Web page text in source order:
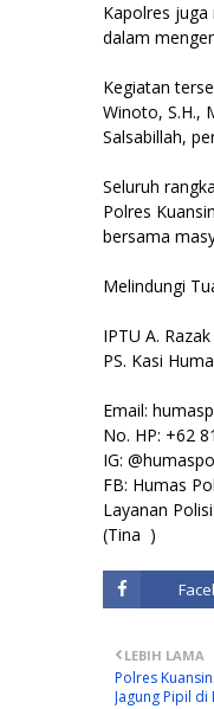
Kapolres
dalam
Kegiatan
Winoto, S.H.,
Salsabillah,
Seluruh
Polres
bersama
Melindungi
IPTU A. Razak
PS. Kasi
Email:
No. HP: +62
IG:
FB: Humas
Layanan
(Tina )
LEBIH LAMA
Polres
Jagung Pipil di